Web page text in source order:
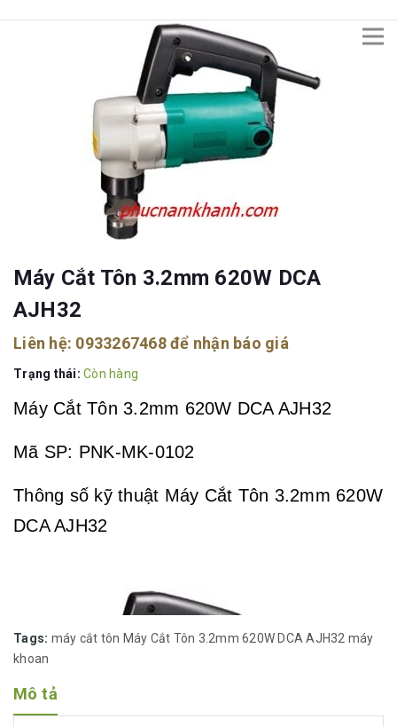
Máy Cắt Tôn 3.2mm 620W DCA
AJH32
Liên hệ: 0933267468để nhận báo giá
Trạng thái: Còn hàng
Máy Cắt Tôn 3.2mm 620W DCA AJH32
Mã SP: PNK-MK-0102
Thông số kỹ thuật Máy Cắt Tôn 3.2mm 620W
DCA AJH32
Tags: máy cắt tôn Máy Cắt Tôn 3.2mm 620W DCA AJH32 máy
khoan
Mô tả